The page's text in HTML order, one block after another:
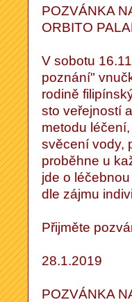
POZVÁNKA
ORBITO
V sobotu
poznání"
rodině
sto veřejností
metodu
svěcení vody,
proběhne u
jde o
dle zájmu
Přijměte
28.1.2019
POZVÁNKA